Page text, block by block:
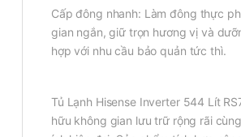
Cấp đông nhanh: Làm đông thực
gian ngắn, giữ trọn hương vị và
hợp với nhu cầu bảo quản tức thì.
Tủ Lạnh Hisense Inverter 544 Lít
hữu không gian lưu trữ rộng rãi